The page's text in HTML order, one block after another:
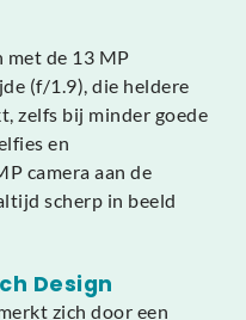
met de 13 MP
(f/1.9), die heldere
zelfs bij minder goede
en
camera aan de
scherp in beeld
Design
zich door een